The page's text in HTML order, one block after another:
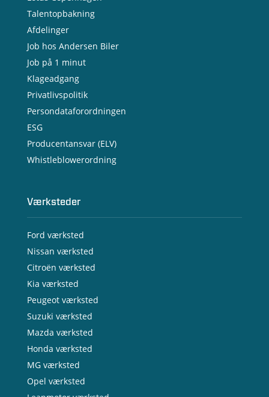
Talentopbakning
Afdelinger
Job hos Andersen Biler
Job på 1 minut
Klageadgang
Privatlivspolitik
Persondataforordningen
ESG
Producentansvar (ELV)
Whistleblowerordning
Værksteder
Ford værksted
Nissan værksted
Citroën værksted
Kia værksted
Peugeot værksted
Suzuki værksted
Mazda værksted
Honda værksted
MG værksted
Opel værksted